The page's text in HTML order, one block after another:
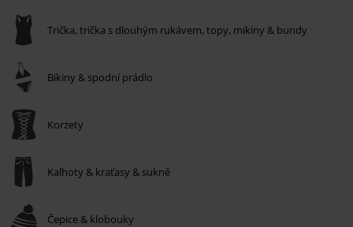
Čepice, klobouky
Miminka & děti
Trička, mikiny & bundy, body
Kalhoty
Muži
Ženy
Trička, trička s dlouhým rukávem, topy, mikiny & bundy
Bikiny & spodní prádlo
Korzety
Kalhoty & kraťasy & sukně
Čepice & klobouky